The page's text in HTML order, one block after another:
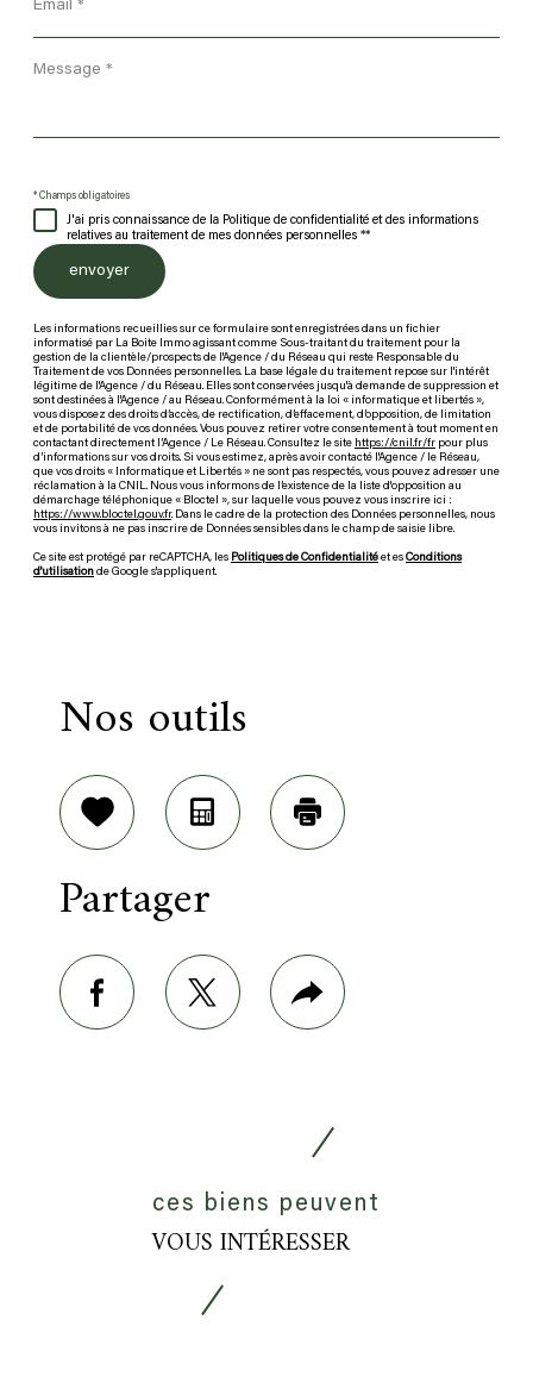
*
Message
* Champs obligatoires
J'ai pris connaissance de la Politique de confidentialité et des informations
relatives au traitement de mes données personnelles **
envoyer
Les informations recueillies sur ce formulaire sont enregistrées dans un fichier
informatisé par La Boite Immo agissant comme Sous-traitant du traitement pour la
gestion de la clientèle/prospects de l'Agence / du Réseau qui reste Responsable du
Traitement de vos Données personnelles. La base légale du traitement repose sur l'intérêt
légitime de l'Agence / du Réseau. Elles sont conservées jusqu'à demande de suppression et
sont destinées à l'Agence / au Réseau. Conformément à la loi « informatique et libertés »,
vous disposez des droits d’accès, de rectification, d’effacement, d’opposition, de limitation
et de portabilité de vos données. Vous pouvez retirer votre consentement à tout moment en
contactant directement l’Agence / Le Réseau. Consultez le site https://cnil.fr/fr pour plus
d’informations sur vos droits. Si vous estimez, après avoir contacté l'Agence / le Réseau,
que vos droits « Informatique et Libertés » ne sont pas respectés, vous pouvez adresser une
réclamation à la CNIL. Nous vous informons de l’existence de la liste d'opposition au
démarchage téléphonique « Bloctel », sur laquelle vous pouvez vous inscrire ici :
https://www.bloctel.gouv.fr. Dans le cadre de la protection des Données personnelles, nous
vous invitons à ne pas inscrire de Données sensibles dans le champ de saisie libre.
Ce site est protégé par reCAPTCHA, les Politiques de Confidentialité et es Conditions
d'utilisation de Google s'appliquent.
Nos outils
SélectionnerCalculatriceImprimer
Partager
facebooktwitter
Plus
de
ces biens peuvent
VOUS INTÉRESSER